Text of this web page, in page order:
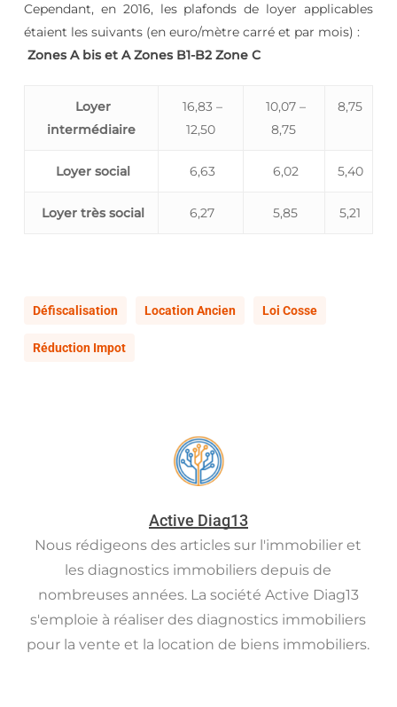
Cependant, en 2016, les plafonds de loyer applicables
étaient les suivants (en euro/mètre carré et par mois) :
Zones A bis et AZones B1-B2Zone C
Loyer
intermédiaire
16,83 –
12,50
10,07 –
8,75
8,75
Loyer social 6,63 6,02 5,40
Loyer très social 6,27 5,85 5,21
Défiscalisation Location Ancien Loi Cosse
Réduction Impot
Active Diag13
Nous rédigeons des articles sur l'immobilier et
les diagnostics immobiliers depuis de
nombreuses années. La société Active Diag13
s'emploie à réaliser des diagnostics immobiliers
pour la vente et la location de biens immobiliers.